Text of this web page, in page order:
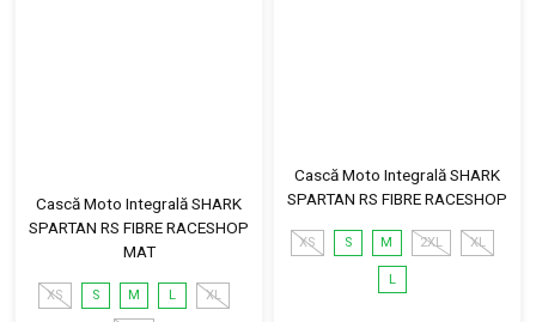
Cască Moto Integrală SHARK
SPARTAN RS FIBRE RACESHOP
MAT
XS S M L XL
Cască Moto Integrală SHARK
SPARTAN RS FIBRE RACESHOP
XS S M 2XL XL
L